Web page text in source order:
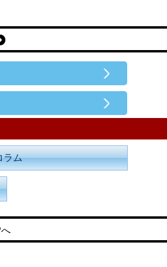
ラム